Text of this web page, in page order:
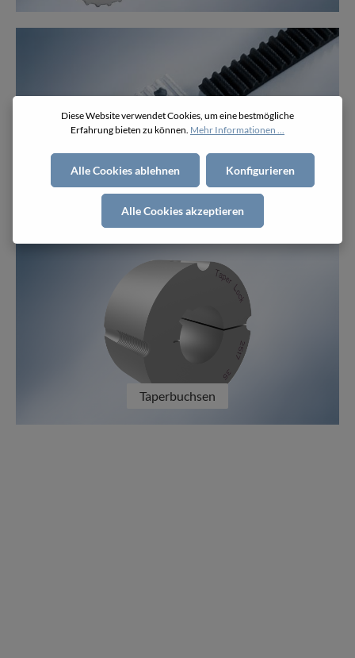
Klemmplatten
Taperbuchsen
Diese Website verwendet Cookies, um eine bestmögliche
Erfahrung bieten zu können. Mehr Informationen ...
Alle Cookies ablehnen Konfigurieren
Alle Cookies akzeptieren